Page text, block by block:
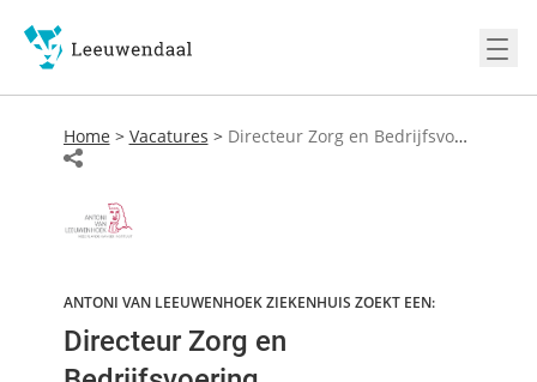
Home > Vacatures > Directeur Zorg en Bedrijfsvoering
ANTONI VAN LEEUWENHOEK ZIEKENHUIS ZOEKT EEN:
Directeur Zorg en